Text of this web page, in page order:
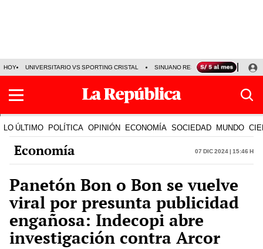
HOY UNIVERSITARIO VS SPORTING CRISTAL SINUANO RESULTADOS HOY
LO ÚLTIMO POLÍTICA OPINIÓN ECONOMÍA SOCIEDAD MUNDO
Economía 07 Dic 2024 | 15:46 h
Panetón Bon o Bon se vuelve
viral por presunta publicidad
engañosa: Indecopi abre
investigación contra Arcor